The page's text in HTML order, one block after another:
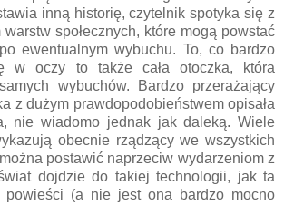
inną historię, czytelnik spotyka się z
warstw społecznych, które mogą powstać
ewentualnym wybuchu. To, co bardzo
w oczy to także cała otoczka, która
wybuchów. Bardzo przerażający
z dużym prawdopodobieństwem opisała
nie wiadomo jednak jak daleką. Wiele
obecnie rządzący we wszystkich
postawić naprzeciw wydarzeniom z
dojdzie do takiej technologii, jak ta
powieści (a nie jest ona bardzo mocno